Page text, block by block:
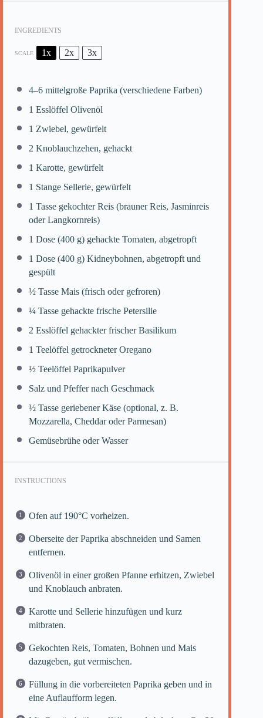
INGREDIENTS
SCALE 1x 2x 3x
4–6 mittelgroße Paprika (verschiedene Farben)
1 Esslöffel Olivenöl
1 Zwiebel, gewürfelt
2 Knoblauchzehen, gehackt
1 Karotte, gewürfelt
1 Stange Sellerie, gewürfelt
1 Tasse gekochter Reis (brauner Reis, Jasminreis
oder Langkornreis)
1 Dose (400 g) gehackte Tomaten, abgetropft
1 Dose (400 g) Kidneybohnen, abgetropft und
gespült
½ Tasse Mais (frisch oder gefroren)
¼ Tasse gehackte frische Petersilie
2 Esslöffel gehackter frischer Basilikum
1 Teelöffel getrockneter Oregano
½ Teelöffel Paprikapulver
Salz und Pfeffer nach Geschmack
½ Tasse geriebener Käse (optional, z. B.
Mozzarella, Cheddar oder Parmesan)
Gemüsebrühe oder Wasser
INSTRUCTIONS
Ofen auf 190°C vorheizen.
Oberseite der Paprika abschneiden und Samen
entfernen.
Olivenöl in einer großen Pfanne erhitzen, Zwiebel
und Knoblauch anbraten.
Karotte und Sellerie hinzufügen und kurz
mitbraten.
Gekochten Reis, Tomaten, Bohnen und Mais
dazugeben, gut vermischen.
Füllung in die vorbereiteten Paprika geben und in
eine Auflaufform legen.